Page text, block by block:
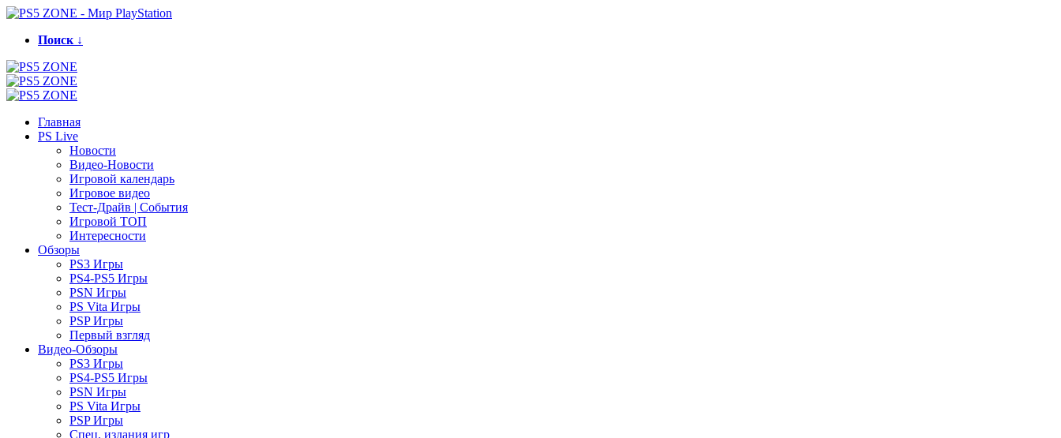
Поиск ↓
Главная
PS Live
Новости
Видео-Новости
Игровой календарь
Игровое видео
Тест-Драйв | События
Игровой ТОП
Интересности
Обзоры
PS3 Игры
PS4-PS5 Игры
PSN Игры
PS Vita Игры
PSP Игры
Первый взгляд
Видео-Обзоры
PS3 Игры
PS4-PS5 Игры
PSN Игры
PS Vita Игры
PSP Игры
Спец. издания игр